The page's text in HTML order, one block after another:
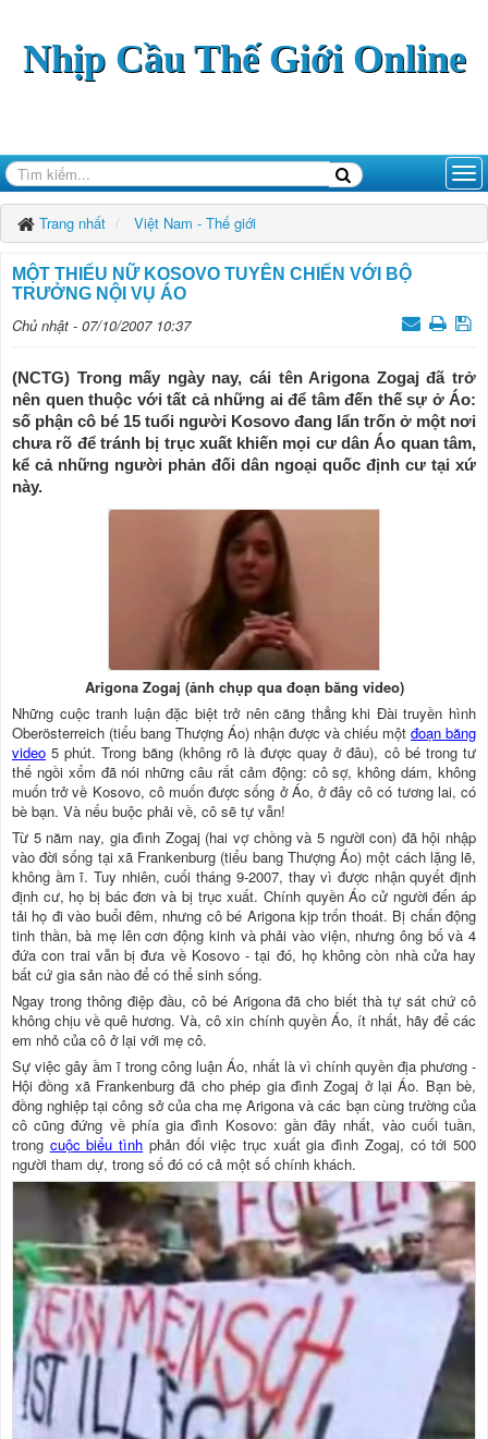
Nhịp Cầu Thế Giới Online
Trang nhất Việt Nam - Thế giới
MỘT THIẾU NỮ KOSOVO TUYÊN CHIẾN VỚI BỘ
TRƯỞNG NỘI VỤ ÁO
Chủ nhật - 07/10/2007 10:37
(NCTG) Trong mấy ngày nay, cái tên Arigona Zogaj đã trở
nên quen thuộc với tất cả những ai để tâm đến thế sự ở Áo:
số phận cô bé 15 tuổi người Kosovo đang lẩn trốn ở một nơi
chưa rõ để tránh bị trục xuất khiến mọi cư dân Áo quan tâm,
kể cả những người phản đối dân ngoại quốc định cư tại xứ
này.
Arigona Zogaj (ảnh chụp qua đoạn băng video)
Những cuộc tranh luận đặc biệt trở nên căng thẳng khi Đài truyền hình
Oberösterreich (tiểu bang Thượng Áo) nhận được và chiếu một đoạn băng
video 5 phút. Trong băng (không rõ là được quay ở đâu), cô bé trong tư
thế ngồi xổm đã nói những câu rất cảm động: cô sợ, không dám, không
muốn trở về Kosovo, cô muốn được sống ở Áo, ở đây cô có tương lai, có
bè bạn. Và nếu buộc phải về, cô sẽ tự vẫn!
Từ 5 năm nay, gia đình Zogaj (hai vợ chồng và 5 người con) đã hội nhập
vào đời sống tại xã Frankenburg (tiểu bang Thượng Áo) một cách lặng lẽ,
không ầm ĩ. Tuy nhiên, cuối tháng 9-2007, thay vì được nhận quyết định
định cư, họ bị bác đơn và bị trục xuất. Chính quyền Áo cử người đến áp
tải họ đi vào buổi đêm, nhưng cô bé Arigona kịp trốn thoát. Bị chấn động
tinh thần, bà mẹ lên cơn động kinh và phải vào viện, nhưng ông bố và 4
đứa con trai vẫn bị đưa về Kosovo - tại đó, họ không còn nhà cửa hay
bất cứ gia sản nào để có thể sinh sống.
Ngay trong thông điệp đầu, cô bé Arigona đã cho biết thà tự sát chứ cô
không chịu về quê hương. Và, cô xin chính quyền Áo, ít nhất, hãy để các
em nhỏ của cô ở lại với mẹ cô.
Sự việc gây ầm ĩ trong công luận Áo, nhất là vì chính quyền địa phương -
Hội đồng xã Frankenburg đã cho phép gia đình Zogaj ở lại Áo. Bạn bè,
đồng nghiệp tại công sở của cha mẹ Arigona và các bạn cùng trường của
cô cũng đứng về phía gia đình Kosovo: gần đây nhất, vào cuối tuần,
trong cuộc biểu tình phản đối việc trục xuất gia đình Zogaj, có tới 500
người tham dự, trong số đó có cả một số chính khách.